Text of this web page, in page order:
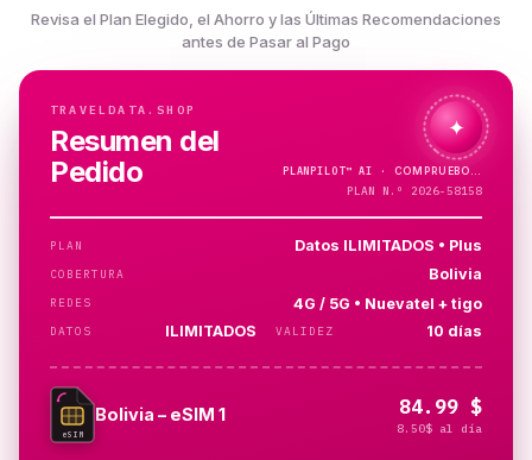
Revisa el Plan Elegido, el Ahorro y las Últimas Recomendaciones
antes de Pasar al Pago
TRAVELDATA.SHOP
Resumen del
Pedido
✦
PLANPILOT™AI ·
PLAN N.º 2026-58158
PLAN Datos ILIMITADOS • Plus
COBERTURA Bolivia
REDES 4G / 5G • Nuevatel + tigo
DATOS ILIMITADOS VALIDEZ 10 días
eSIM
Bolivia – eSIM 1 84.99 $
8.50$ al día